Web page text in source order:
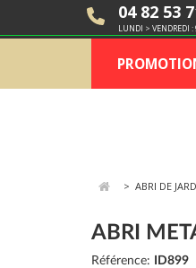
04 82 53
LUNDI > VENDREDI
> ABRI DE
ABRI
Référence: ID899